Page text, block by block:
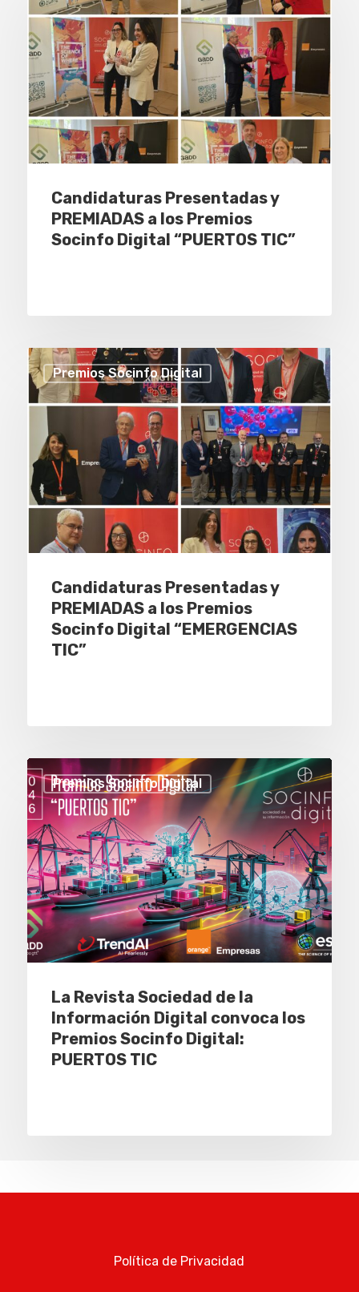
Candidaturas Presentadas y
PREMIADAS a los Premios
Socinfo Digital “PUERTOS TIC”
Premios Socinfo Digital
Candidaturas Presentadas y
PREMIADAS a los Premios
Socinfo Digital “EMERGENCIAS
TIC”
Premios Socinfo Digital
La Revista Sociedad de la
Información Digital convoca los
Premios Socinfo Digital:
PUERTOS TIC
Política de Privacidad